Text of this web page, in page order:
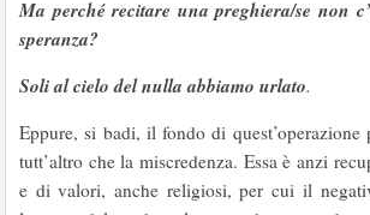
Ma perché recitare una preghiera/se non
speranza?
Soli al cielo del nulla abbiamo urlato.
Eppure, si badi, il fondo di quest’operazione
tutt’altro che la miscredenza. Essa è anzi
e di valori, anche religiosi, per cui il